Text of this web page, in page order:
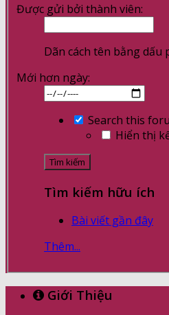
Được gửi bởi thành viên:
Dãn cách tên bằng dấu
Mới hơn ngày:
Search this
Hiển thị
Tìm kiếm hữu ích
Bài viết gần đây
Thêm...
Giới Thiệu